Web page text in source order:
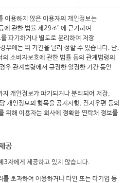
이용하지 않은 이용자의 개인정보는
에 관한 법률 제29조’ 에 근거하여
파기하거나 별도로 분리하여 저장
우에는 위 기간을 달리 정할 수 있습니다. 단,
소비자보호에 관한 법률 등의 관계법령의
우 관계법령에서 규정한 일정한 기간 동안
개인정보가 파기되거나 분리되어 저장,
개인정보의 항목을 공지사항, 전자우편 등의
위해 이용자는 회사에 정확한 연락처 정보를
공
자에게 제공하고 있지 않습니다.
초과하여 이용하거나 타인 또는 타기업 등